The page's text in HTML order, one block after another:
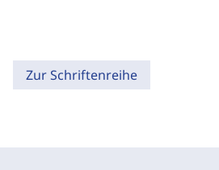
Zur Schriftenreihe